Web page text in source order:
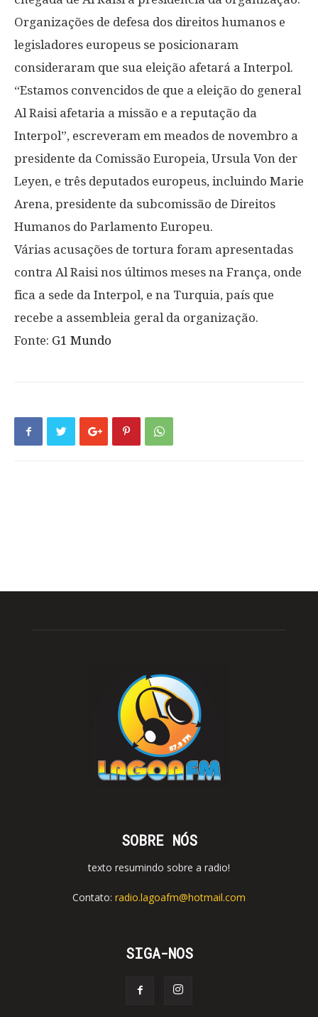
Organizações de defesa dos direitos humanos e
legisladores europeus se posicionaram
consideraram que sua eleição afetará a Interpol.
“Estamos convencidos de que a eleição do general
Al Raisi afetaria a missão e a reputação da
Interpol”, escreveram em meados de novembro a
presidente da Comissão Europeia, Ursula Von der
Leyen, e três deputados europeus, incluindo Marie
Arena, presidente da subcomissão de Direitos
Humanos do Parlamento Europeu.
Várias acusações de tortura foram apresentadas
contra Al Raisi nos últimos meses na França, onde
fica a sede da Interpol, e na Turquia, país que
recebe a assembleia geral da organização.
Fonte: G1 Mundo
SOBRE NÓS
texto resumindo sobre a radio!
Contato: radio.lagoafm@hotmail.com
SIGA-NOS